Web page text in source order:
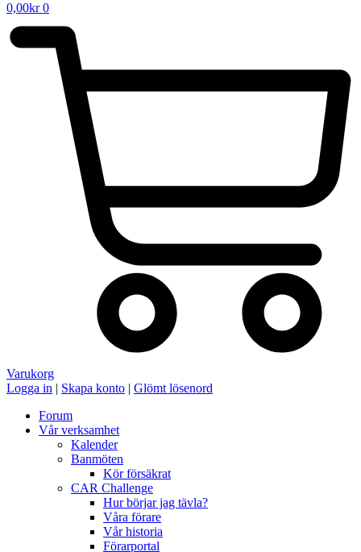
0,00kr 0
Varukorg
Logga in | Skapa konto | Glömt lösenord
Forum
Vår verksamhet
Kalender
Banmöten
Kör försäkrat
CAR Challenge
Hur börjar jag tävla?
Våra förare
Vår historia
Förarportal